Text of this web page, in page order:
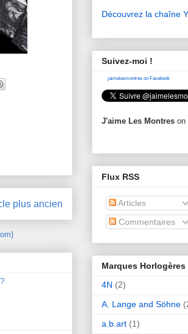
plus ancien
Découvrez la chaîne
Suivez-moi !
jaimelesmontres on Facebook
J'aime Les Montres on
Flux RSS
Articles
Commentaires
Marques Horlogères
4N (2)
A. Lange and Söhne
a.b.art (1)